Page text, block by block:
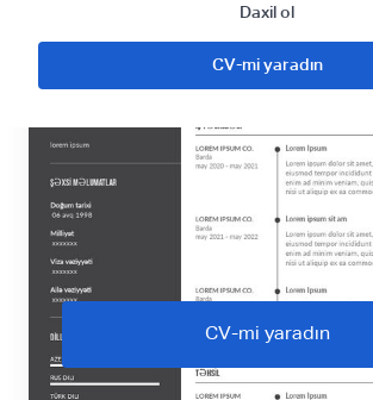
Daxil ol
CV-mi yaradın
CV-mi yaradın